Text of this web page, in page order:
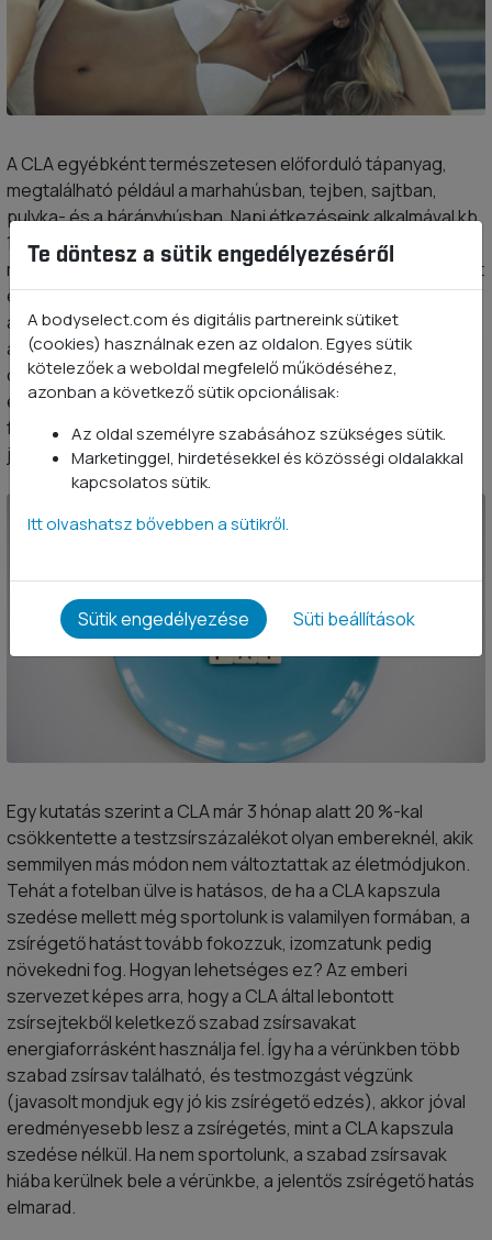
A CLA egyébként természetesen előforduló tápanyag,
megtalálható például a marhahúsban, tejben, sajtban,
pulyka- és a bárányhúsban. Napi étkezéseink alkalmával kb.
150-200 mg-ot viszünk be a szervezetünkbe. Ez a
mennyiség azonban kevés ahhoz, hogy látványos változást
eredményezzen vagy zsírégető hatásról beszélhessünk,
ahhoz akkora mennyiséget kellene fogyasztanunk ezekből
az ételekből, ami napi plusz 5000 kalóriát jelentene. Gondolj
csak bele, ez már nem a fogyásról szólna, sőt
egészségesnek sem mondható... A CLA pozitív zsírégető,
fogyasztó hatásához inkább a CLA kapszula szedését
javasolják.
Egy kutatás szerint a CLA már 3 hónap alatt 20 %-kal
csökkentette a testzsírszázalékot olyan embereknél, akik
semmilyen más módon nem változtattak az életmódjukon.
Tehát a fotelban ülve is hatásos, de ha a CLA kapszula
szedése mellett még sportolunk is valamilyen formában, a
zsírégető hatást tovább fokozzuk, izomzatunk pedig
növekedni fog. Hogyan lehetséges ez? Az emberi
szervezet képes arra, hogy a CLA által lebontott
zsírsejtekből keletkező szabad zsírsavakat
energiaforrásként használja fel. Így ha a vérünkben több
szabad zsírsav található, és testmozgást végzünk
(javasolt mondjuk egy jó kis zsírégető edzés), akkor jóval
eredményesebb lesz a zsírégetés, mint a CLA kapszula
szedése nélkül. Ha nem sportolunk, a szabad zsírsavak
hiába kerülnek bele a vérünkbe, a jelentős zsírégető hatás
elmarad.
Te döntesz a sütik engedélyezéséről
A bodyselect.com és digitális partnereink sütiket
(cookies) használnak ezen az oldalon. Egyes sütik
kötelezőek a weboldal megfelelő működéséhez,
azonban a következő sütik opcionálisak:
Az oldal személyre szabásához szükséges sütik.
Marketinggel, hirdetésekkel és közösségi oldalakkal
kapcsolatos sütik.
Itt olvashatsz bővebben a sütikről.
Sütik engedélyezése Süti beállítások